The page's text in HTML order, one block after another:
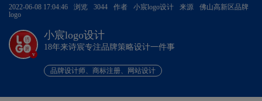
2022-06-08 17:04:46 浏览 3044 作者 小宸logo设计 来源
佛山高新区品牌
logo
v
小宸logo设计
18年来诗宸专注品牌策略设计一件事
品牌设计师、商标注册、网站设计